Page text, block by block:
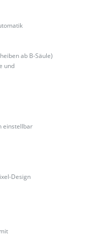
ab B-Säule)
und
einstellbar
Design